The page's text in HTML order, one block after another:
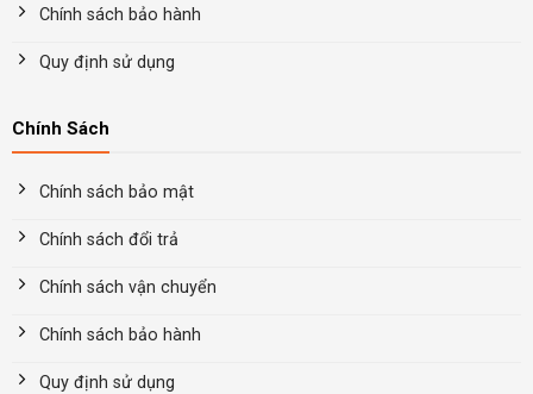
Chính sách bảo hành
Quy định sử dụng
Chính Sách
Chính sách bảo mật
Chính sách đổi trả
Chính sách vận chuyển
Chính sách bảo hành
Quy định sử dụng